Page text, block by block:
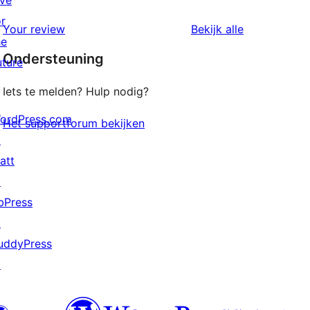
sterren
beoordeling
1
sterren
beoordeling
Your review Bekijk alle
Ondersteuning
Iets te melden? Hulp nodig?
Het supportforum bekijken